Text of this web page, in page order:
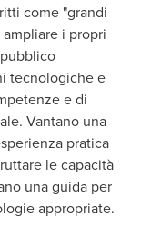
come "grandi
i propri
tecnologiche e
e di
Vantano una
pratica
le capacità
una guida per
appropriate.